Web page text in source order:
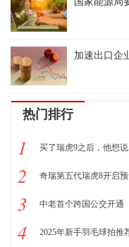
加速出口企
热门排行
1 买了瑞虎9之后，他想说
2 奇瑞第五代瑞虎8开启
3 中老首个跨国公交开通
4 2025年新手羽毛球拍推